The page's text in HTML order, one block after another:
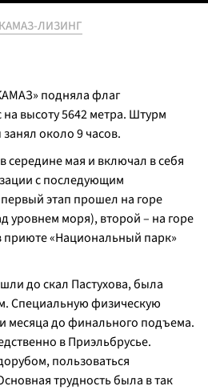
ЛИЗИНГ
подняла флаг
высоту 5642 метра. Штурм
около 9 часов.
середине мая и включал в себя
с последующим
этап прошел на горе
уровнем моря), второй – на горе
приюте «Национальный парк»
до скал Пастухова, была
Специальную физическую
месяца до финального подъема.
в Приэльбрусье.
пользоваться
трудность была в так